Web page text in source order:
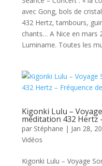
avec Gong, bols de
432 Hertz, tambours,
chants… A Nice en mars
Luminame. Toutes les
Kigonki Lulu –
méditation 432 Hertz
par Stéphane | Jan 28,
Vidéos
Kigonki Lulu – Voyage